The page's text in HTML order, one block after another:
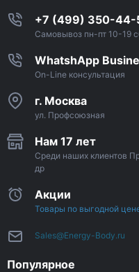
+7 (499) 350-44-
Самовывоз пн-пт 10-19
WhatshApp
On-Line консультация
г. Москва
ул. Профсоюзная
Нам 17 лет
Среди наших клиентов
др
Акции
Товары по выгодной
Sales@Energy-Body.ru
Популярное